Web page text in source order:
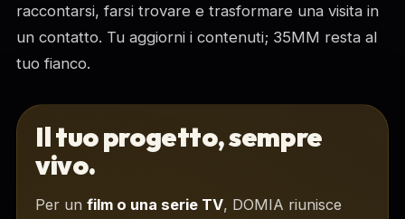
raccontarsi, farsi trovare e trasformare una visita in
un contatto. Tu aggiorni i contenuti; 35MM resta al
tuo fianco.
Il tuo progetto, sempre
vivo.
Per un film o una serie TV, DOMIA riunisce